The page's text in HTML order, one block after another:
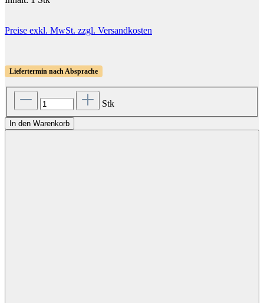
Preise exkl. MwSt. zzgl. Versandkosten
Liefertermin nach Absprache
Stk
In den Warenkorb